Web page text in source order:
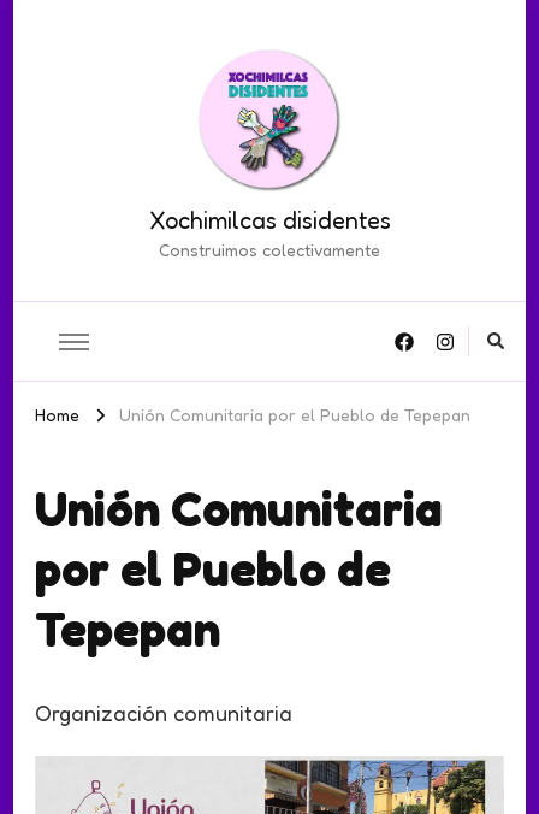
Xochimilcas disidentes
Construimos colectivamente
Home Unión Comunitaria por el Pueblo de Tepepan
Unión Comunitaria
por el Pueblo de
Tepepan
Organización comunitaria